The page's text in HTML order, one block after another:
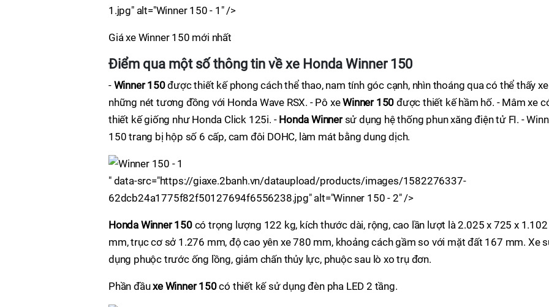
1.jpg" alt="Winner 150 - 1" />
Giá xe Winner 150 mới nhất
Điểm qua một số thông tin về xe Honda Winner 150
- Winner 150được thiết kế phong cách thể thao, nam tính góc cạnh, nhìn thoáng qua có thể thấy
những nét tương đồng với Honda Wave RSX. - Pô xeWinner 150 được thiết kế hầm hố. - Mâm xe
thiết kế giống như Honda Click 125i. - Honda Winnersử dụng hệ thống phun xăng điện tử FI. -
150 trang bị hộp số 6 cấp, cam đôi DOHC, làm mát bằng dung dịch.
" data-src="https://giaxe.2banh.vn/dataupload/products/images/1582276337-
62dcb24a1775f82f50127694f6556238.jpg" alt="Winner 150 - 2" />
Honda Winner 150 có trọng lượng 122 kg, kích thước dài, rộng, cao lần lượt là 2.025 x 725 x 1.102
mm, trục cơ sở 1.276 mm, độ cao yên xe 780 mm, khoảng cách gầm so với mặt đất 167 mm. Xe
dụng phuộc trước ống lồng, giảm chấn thủy lực, phuộc sau lò xo trụ đơn.
Phần đầuxe Winner 150có thiết kế sử dụng đèn pha LED 2 tầng.